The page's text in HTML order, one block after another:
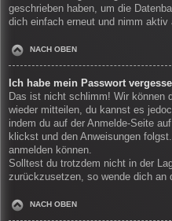
geschrieben haben, um die
dich einfach erneut und nimm
NACH OBEN
Ich habe mein Passwort
Das ist nicht schlimm! Wir können
wieder mitteilen, du kannst es
indem du auf der Anmelde-Seite
klickst und den Anweisungen
anmelden können.
Solltest du trotzdem nicht in der
zurückzusetzen, so wende dich an
NACH OBEN